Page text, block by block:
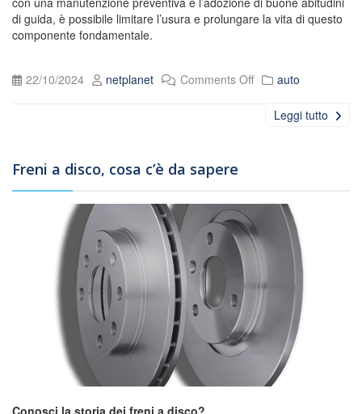
di guida, è possibile limitare l’usura e prolungare la vita di questo
componente fondamentale.
22/10/2024 netplanet Comments Off auto
Leggi tutto
Freni a disco, cosa c’è da sapere
Conosci la storia dei freni a disco?